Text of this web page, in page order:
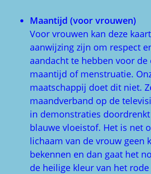
Maantijd (voor vrouwen)
Voor vrouwen kan deze
aanwijzing zijn om respect
aandacht te hebben voor de
maantijd of menstruatie.
maatschappij doet dit niet.
maandverband op de
in demonstraties
blauwe vloeistof. Het is net
lichaam van de vrouw geen
bekennen en dan gaat het
de heilige kleur van het